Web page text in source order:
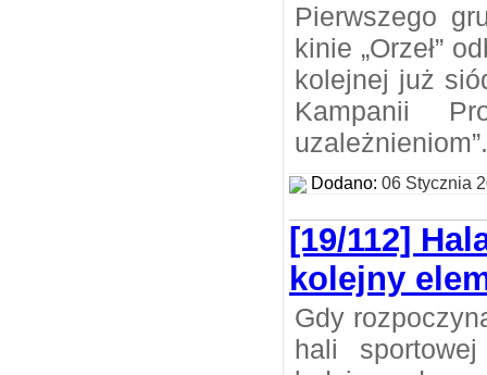
Pierwszego
kinie „Orzeł”
kolejnej już
Kampanii
uzależnieniom”.
Dodano: 06 Stycznia
[19/112]
kolejny
Gdy
hali